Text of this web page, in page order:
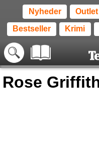
Nyheder Outlet
Bestseller Krimi
Rose